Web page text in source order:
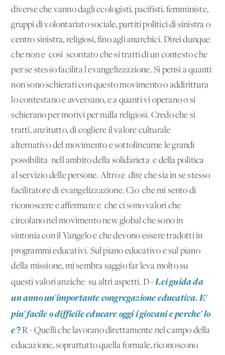
diverse che vanno dagli ecologisti, pacifisti, femministe,
gruppi di volontariato sociale, partiti politici di sinistra o
centro sinistra, religiosi, fino agli anarchici. Direi dunque
che non e' cosi' scontato che si tratti di un contesto che
per se stesso facilita l'evangelizzazione. Si pensi a quanti
non sono schierati con questo movimento o addirittura
lo contestano e avversano, e a quanti vi operano o si
schierano per motivi per nulla religiosi. Credo che si
tratti, anzitutto, di cogliere il valore culturale
alternativo del movimento e sottolinearne le grandi
possibilita' nell'ambito della solidarieta' e della politica
al servizio delle persone. Altro e' dire che sia in se stesso
facilitatore di evangelizzazione. Cio' che mi sento di
riconoscere e affermare e' che ci sono valori che
circolano nel movimento new global che sono in
sintonia con il Vangelo e che devono essere tradotti in
programmi educativi. Sul piano educativo e sul piano
della missione, mi sembra saggio far leva molto su
questi valori anziche' su altri aspetti. D- Lei guida da
un anno un'importante congregazione educativa. E'
piu' facile o difficile educare oggi i giovani e perche' lo
e'?R - Quelli che lavorano direttamente nel campo della
educazione, soprattutto quella formale, riconoscono